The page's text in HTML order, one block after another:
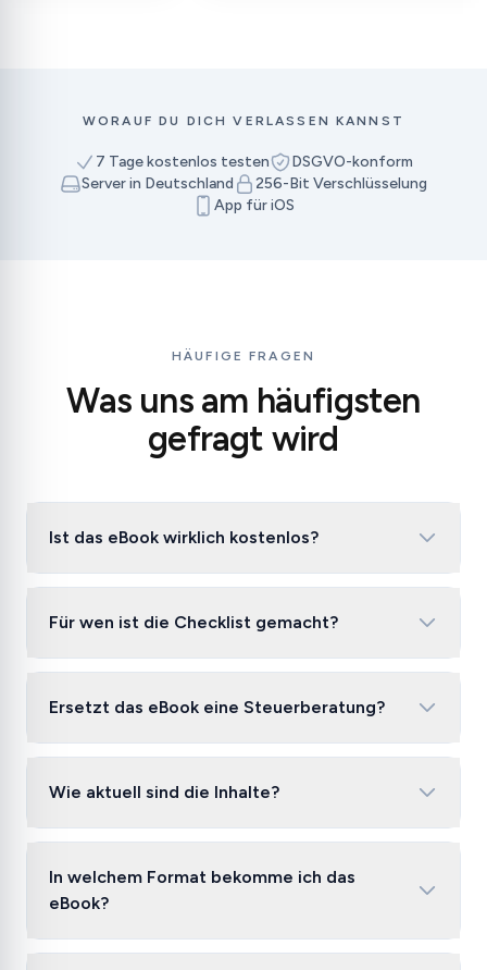
WORAUF DU DICH VERLASSEN KANNST
7 Tage kostenlos testen
DSGVO-konform
Server in Deutschland
256-Bit Verschlüsselung
App für iOS
HÄUFIGE FRAGEN
Was uns am häufigsten
gefragt wird
Ist das eBook wirklich kostenlos?
Für wen ist die Checklist gemacht?
Ersetzt das eBook eine Steuerberatung?
Wie aktuell sind die Inhalte?
In welchem Format bekomme ich das
eBook?